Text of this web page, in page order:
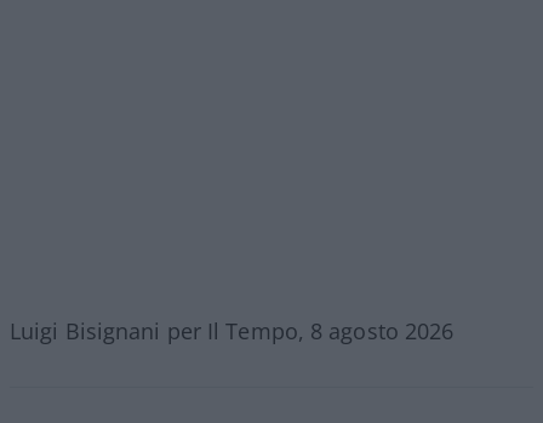
Luigi Bisignani per Il Tempo, 8 agosto 2026